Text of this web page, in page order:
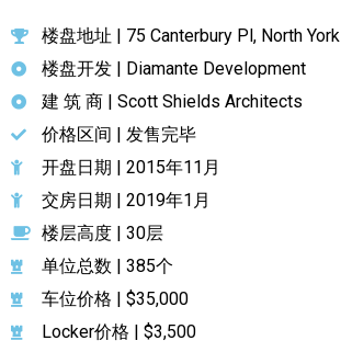
加拿大社会保险系统
安大略省免费医疗保险
加拿大的福利制度
吃货眼中的加拿大地图
楼盘地址 | 75 Canterbury Pl, North York
楼盘开发 | Diamante Development
建 筑 商 | Scott Shields Architects
价格区间 | 发售完毕
开盘日期 | 2015年11月
交房日期 | 2019年1月
楼层高度 | 30层
单位总数 | 385个
车位价格 | $35,000
Locker价格 | $3,500